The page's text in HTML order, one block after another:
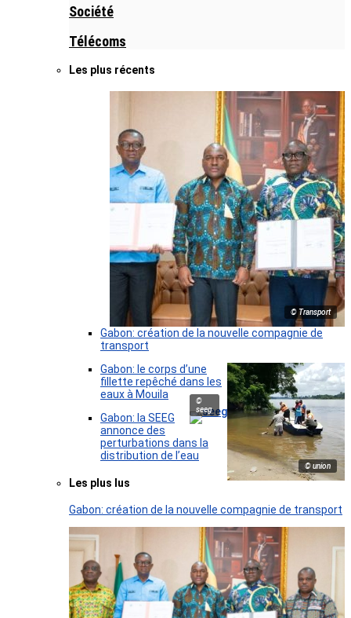
Société
Télécoms
Les plus récents
© Transport
Gabon: création de la nouvelle compagnie de
transport
© union
Gabon: le corps d’une
fillette repêché dans les
eaux à Mouila
©
seeg
Gabon: la SEEG
annonce des
perturbations dans la
distribution de l’eau
Les plus lus
Gabon: création de la nouvelle compagnie de transport